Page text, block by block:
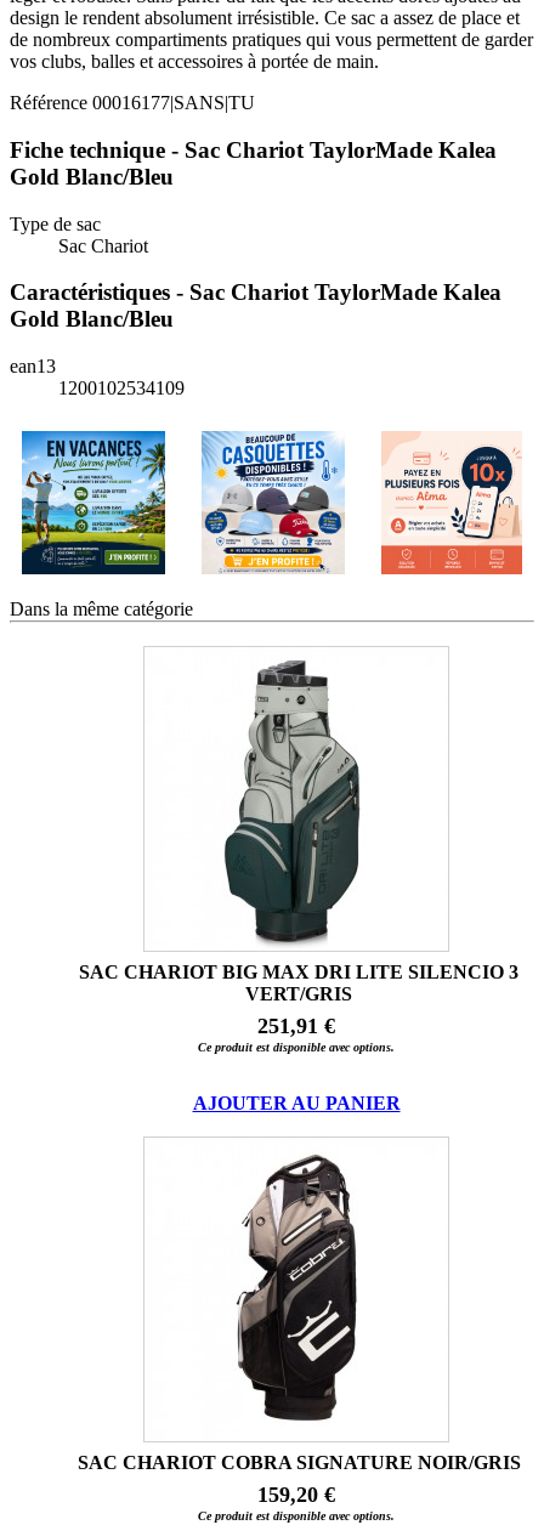
design le rendent absolument irrésistible. Ce sac a assez de place et
de nombreux compartiments pratiques qui vous permettent de garder
vos clubs, balles et accessoires à portée de main.
Référence 00016177|SANS|TU
Fiche technique - Sac Chariot TaylorMade Kalea
Gold Blanc/Bleu
Type de sac
Sac Chariot
Caractéristiques - Sac Chariot TaylorMade Kalea
Gold Blanc/Bleu
ean13
1200102534109
Dans la même catégorie
SAC CHARIOT BIG MAX DRI LITE SILENCIO 3
VERT/GRIS
251,91 €
Ce produit est disponible avec options.
AJOUTER AU PANIER
SAC CHARIOT COBRA SIGNATURE NOIR/GRIS
159,20 €
Ce produit est disponible avec options.